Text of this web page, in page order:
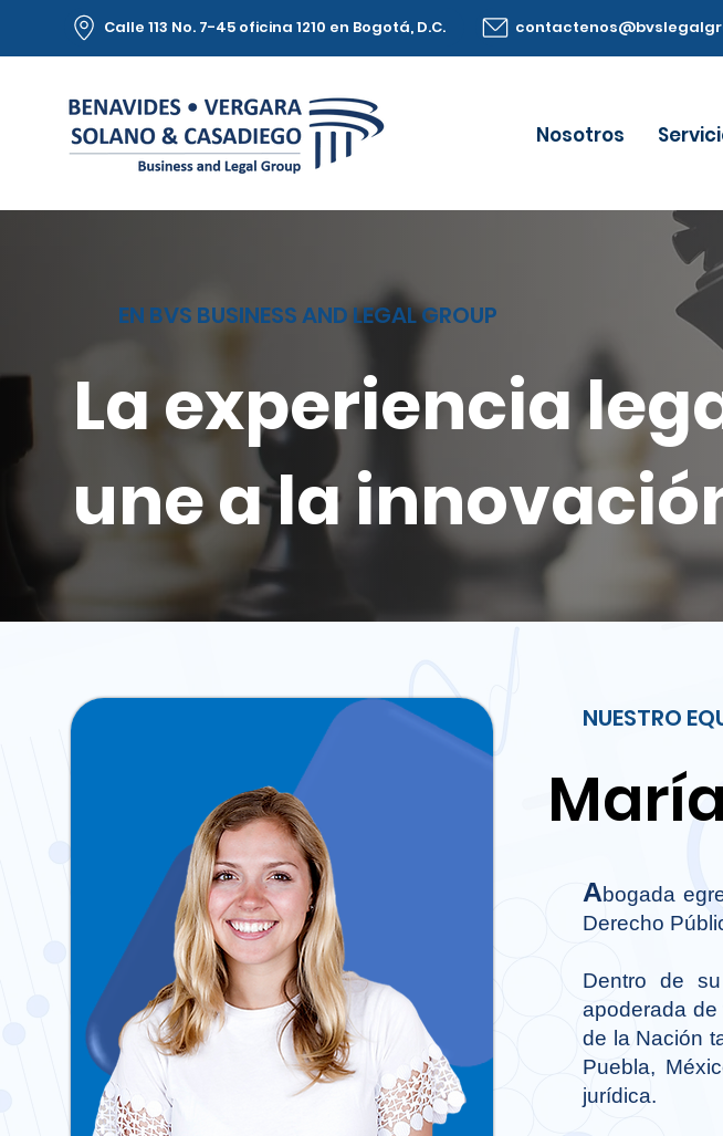
Calle 113 No. 7-45 oficina 1210 en Bogotá, D.C.
Nosotros
EN BVS BUSINESS AND LEGAL GROUP
La experiencia
une a la
NUESTRO
Abogada
Derecho
Dentro de
apoderada de
de la Nación
Puebla,
jurídica.